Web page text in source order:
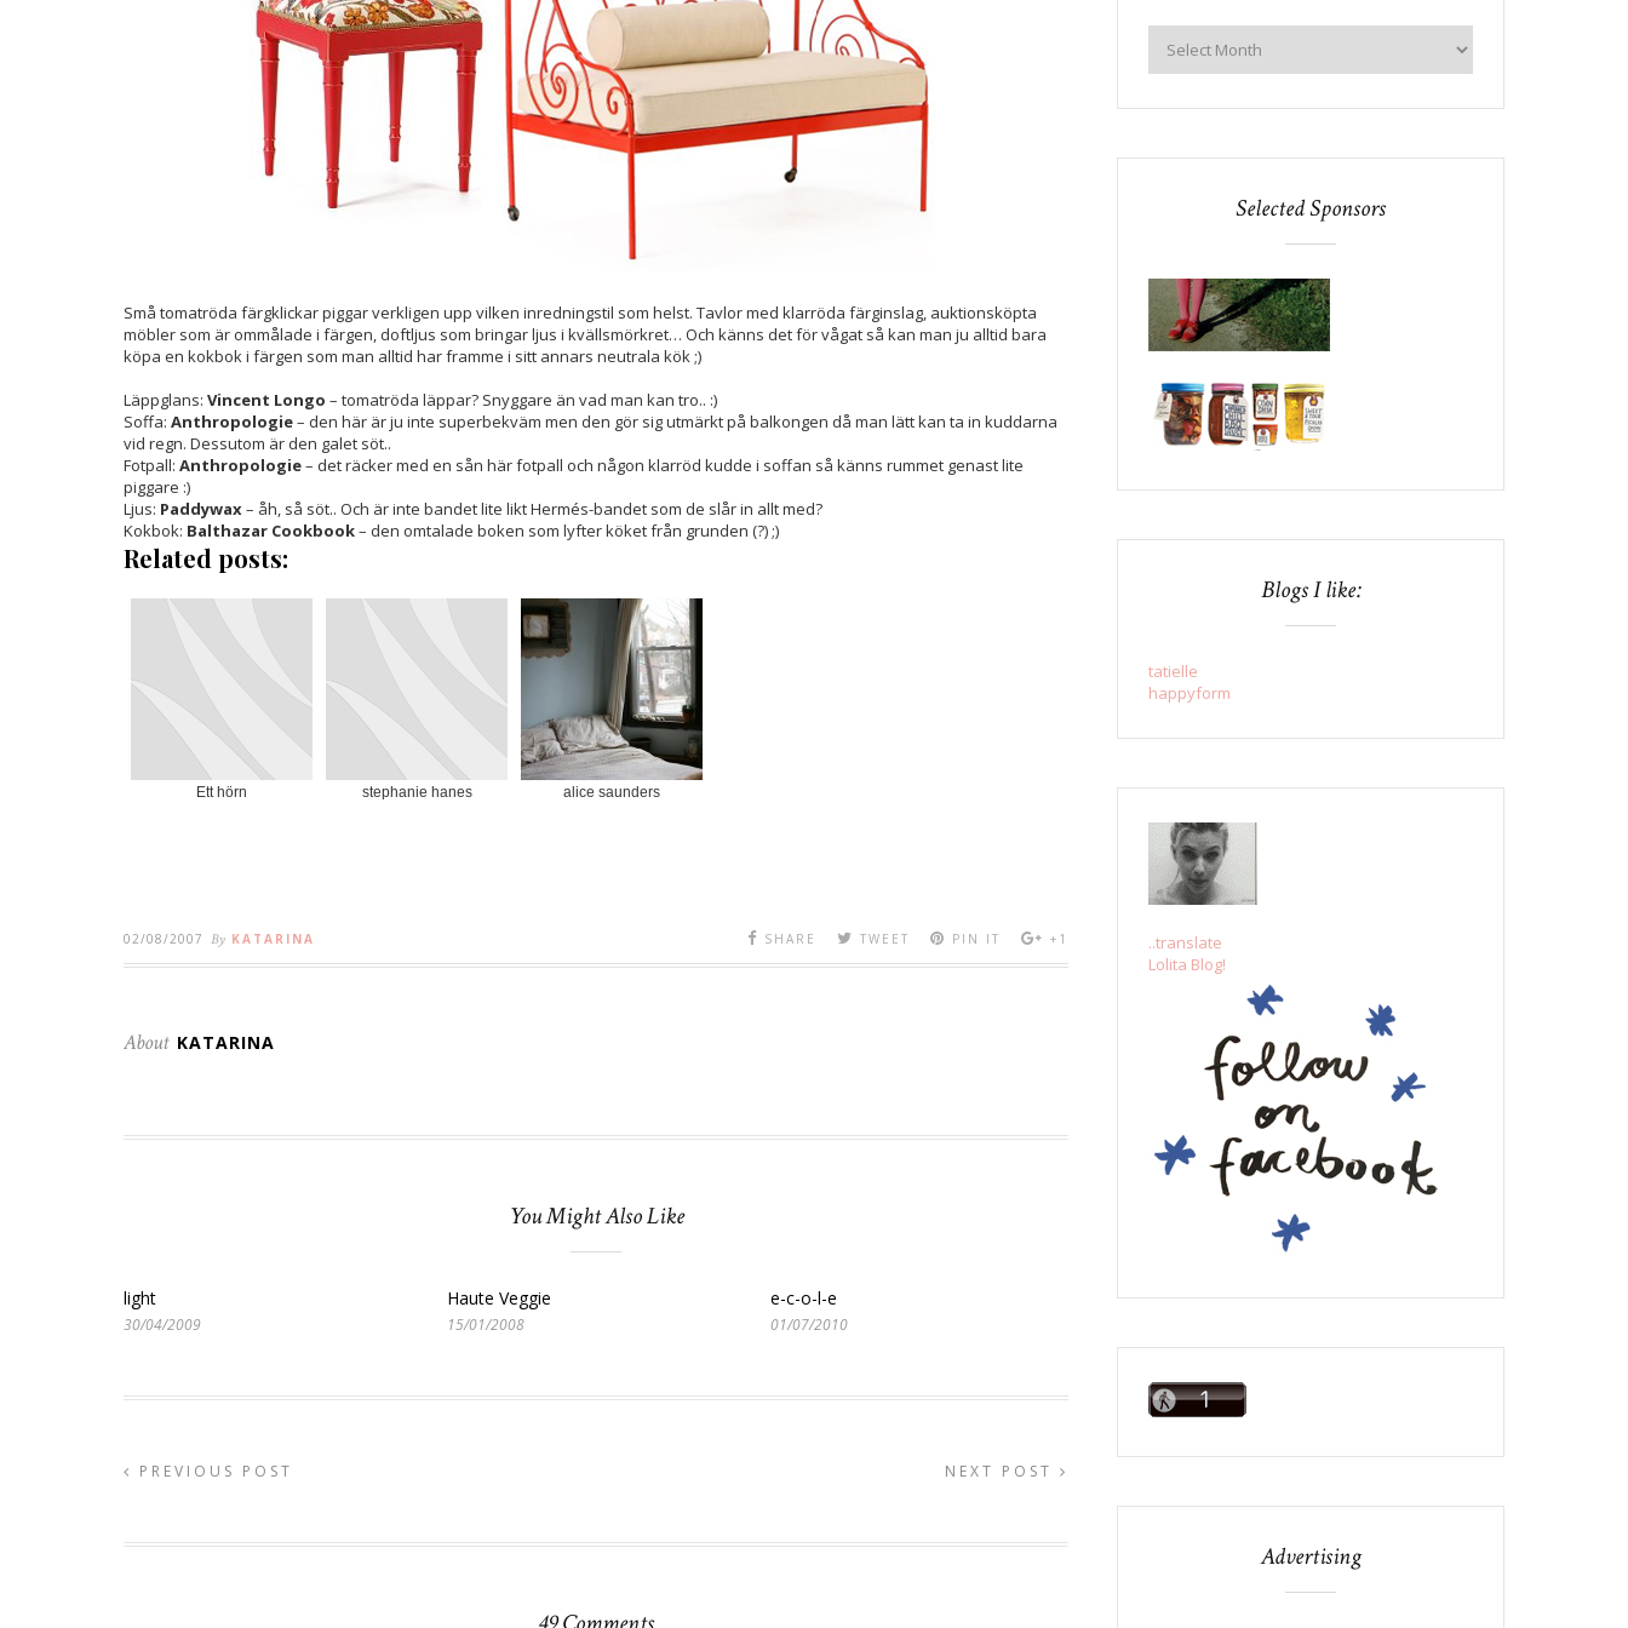
Små tomatröda färgklickar piggar verkligen upp vilken inredningstil som helst. Tavlor med klarröda färginslag, auktionsköpta
möbler som är ommålade i färgen, doftljus som bringar ljus i kvällsmörkret… Och känns det för vågat så kan man ju alltid bara
köpa en kokbok i färgen som man alltid har framme i sitt annars neutrala kök ;)
Läppglans: Vincent Longo – tomatröda läppar? Snyggare än vad man kan tro.. :)
Soffa: Anthropologie– den här är ju inte superbekväm men den gör sig utmärkt på balkongen då man lätt kan ta in kuddarna
vid regn. Dessutom är den galet söt..
Fotpall: Anthropologie– det räcker med en sån här fotpall och någon klarröd kudde i soffan så känns rummet genast lite
piggare :)
Ljus: Paddywax– åh, så söt.. Och är inte bandet lite likt Hermés-bandet som de slår in allt med?
Kokbok: Balthazar Cookbook– den omtalade boken som lyfter köket från grunden (?) ;)
Related posts:
Ett hörn stephanie hanes alice saunders
02/08/2007 By KATARINA SHARE TWEET PIN IT +1
About KATARINA
You Might Also Like
light
30/04/2009
Haute Veggie
15/01/2008
e-c-o-l-e
01/07/2010
PREVIOUS POST NEXT POST
Selected Sponsors
Blogs I like:
tatielle
happyform
..translate
Lolita Blog!
Advertising